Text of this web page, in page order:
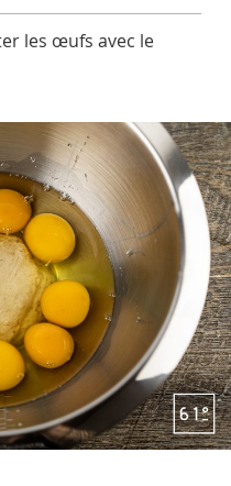
les œufs avec le